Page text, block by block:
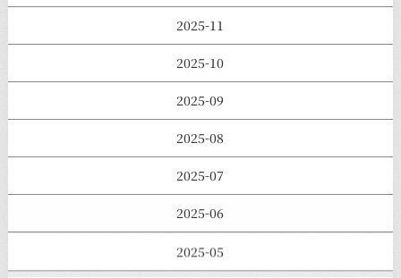
2025-11
2025-10
2025-09
2025-08
2025-07
2025-06
2025-05